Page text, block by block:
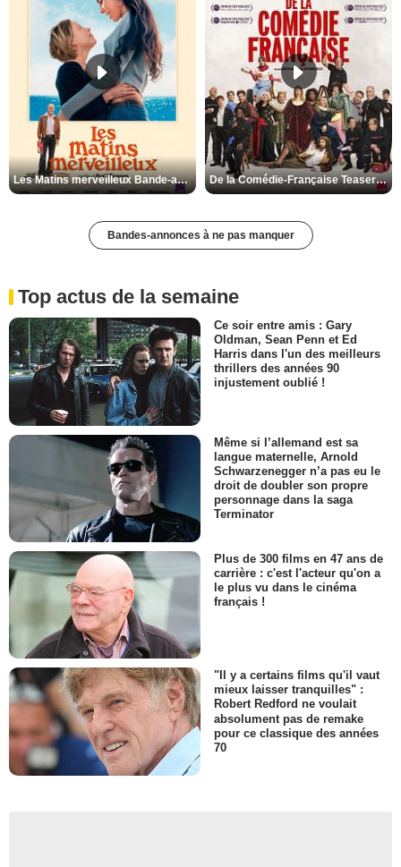
Les Matins merveilleux Bande-annonce VF De la Comédie-Française Teaser VF
Bandes-annonces à ne pas manquer
Top actus de la semaine
Ce soir entre amis : Gary
Oldman, Sean Penn et Ed
Harris dans l'un des meilleurs
thrillers des années 90
injustement oublié !
Même si l’allemand est sa
langue maternelle, Arnold
Schwarzenegger n’a pas eu le
droit de doubler son propre
personnage dans la saga
Terminator
Plus de 300 films en 47 ans de
carrière : c'est l'acteur qu'on a
le plus vu dans le cinéma
français !
"Il y a certains films qu'il vaut
mieux laisser tranquilles" :
Robert Redford ne voulait
absolument pas de remake
pour ce classique des années
70